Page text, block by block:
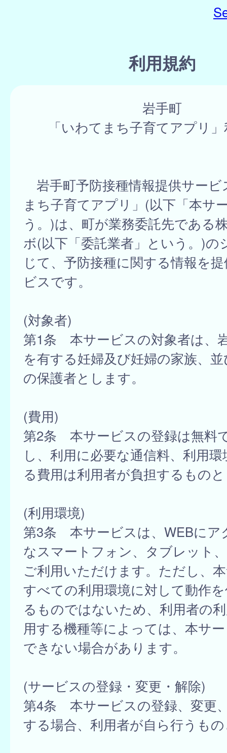
利用規約
岩手町
「いわてまち子育てアプリ
岩手町予防接種情報提供サービ
まち子育てアプリ」(以下「本サ
う。)は、町が業務委託先である
ボ(以下「委託業者」という。)の
じて、予防接種に関する情報を
ビスです。
(対象者)
第1条 本サービスの対象者は、
を有する妊婦及び妊婦の家族、
の保護者とします。
(費用)
第2条 本サービスの登録は無料
し、利用に必要な通信料、利用
る費用は利用者が負担するもの
(利用環境)
第3条 本サービスは、WEBにア
なスマートフォン、タブレット
ご利用いただけます。ただし、
すべての利用環境に対して動作
るものではないため、利用者の
用する機種等によっては、本サ
できない場合があります。
(サービスの登録・変更・解除)
第4条 本サービスの登録、変更
する場合、利用者が自ら行うも